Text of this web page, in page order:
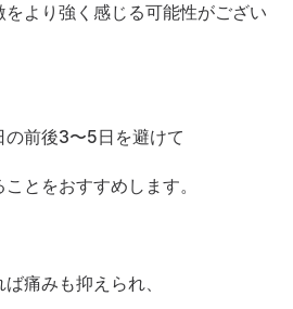
より強く感じる可能性がござい
前後3〜5日を避けて
とをおすすめします。
痛みも抑えられ、